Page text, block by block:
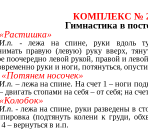
КОМПЛЕКС №
Гимнастика в
- лежа на спине, руки вдоль
правую (левую) руку вверх,
поочередно левой рукой, правой и
руки и ноги, потянуться,
носочек»
– лежа на спине. На счет 1 – ноги
двигать стопами на себя – от себя; на
. - лежа на спине, руки разведены в
(подтянуть колени к груди,
4 – вернуться в и.п.